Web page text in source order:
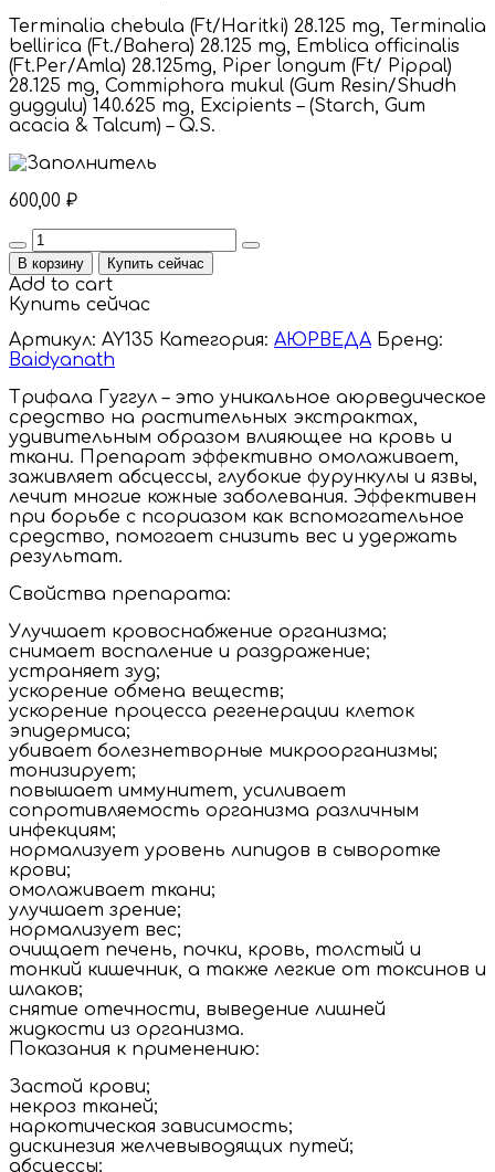
Terminalia chebula (Ft/Haritki) 28.125 mg, Terminalia
bellirica (Ft./Bahera) 28.125 mg, Emblica officinalis
(Ft.Per/Amla) 28.125mg, Piper longum (Ft/ Pippal)
28.125 mg, Commiphora mukul (Gum Resin/Shudh
guggulu) 140.625 mg, Excipients – (Starch, Gum
acacia & Talcum) – Q.S.
600,00 ₽
Quantity
В корзину Купить сейчас
Add to cart
Купить сейчас
Артикул: AY135 Категория: АЮРВЕДА Бренд:
Baidyanath
Трифала Гуггул – это уникальное аюрведическое
средство на растительных экстрактах,
удивительным образом влияющее на кровь и
ткани. Препарат эффективно омолаживает,
заживляет абсцессы, глубокие фурункулы и язвы,
лечит многие кожные заболевания. Эффективен
при борьбе с псориазом как вспомогательное
средство, помогает снизить вес и удержать
результат.
Свойства препарата:
Улучшает кровоснабжение организма;
снимает воспаление и раздражение;
устраняет зуд;
ускорение обмена веществ;
ускорение процесса регенерации клеток
эпидермиса;
убивает болезнетворные микроорганизмы;
тонизирует;
повышает иммунитет, усиливает
сопротивляемость организма различным
инфекциям;
нормализует уровень липидов в сыворотке
крови;
омолаживает ткани;
улучшает зрение;
нормализует вес;
очищает печень, почки, кровь, толстый и
тонкий кишечник, а также легкие от токсинов и
шлаков;
снятие отечности, выведение лишней
жидкости из организма.
Показания к применению:
Застой крови;
некроз тканей;
наркотическая зависимость;
дискинезия желчевыводящих путей;
абсцессы;